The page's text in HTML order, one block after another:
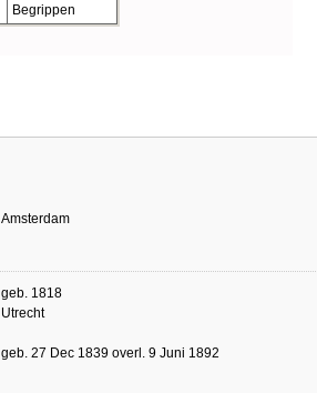
Begrippen
Amsterdam
geb. 1818
Utrecht
geb. 27 Dec 1839 overl. 9 Juni 1892